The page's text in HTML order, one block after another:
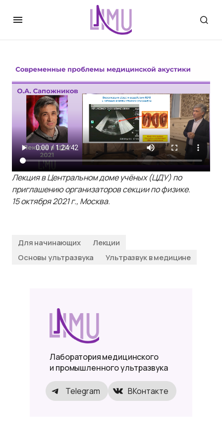
Лекция в Центральном доме учёных (ЦДУ) по
приглашению организаторов секции по физике.
15 октября 2021 г., Москва.
Для начинающих
Лекции
Основы ультразвука
Ультразвук в медицине
Лаборатория медицинского
и промышленного ультразвука
Telegram ВКонтакте